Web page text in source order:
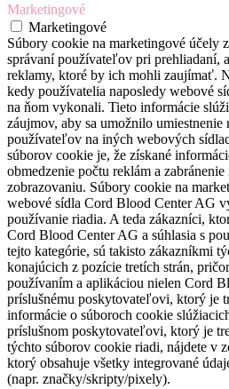
Marketingové
Marketingové
Súbory cookie na marketingové účely
správaní používateľov pri prehliadaní,
reklamy, ktoré by ich mohli zaujímať.
kedy používatelia naposledy webové
na ňom vykonali. Tieto informácie
záujmov, aby sa umožnilo umiestnenie
používateľov na iných webových
súborov cookie je, že získané
obmedzenie počtu reklám a
zobrazovaniu. Súbory cookie na
webové sídla Cord Blood Center AG
používanie riadia. A teda zákazníci,
Cord Blood Center AG a súhlasia s
tejto kategórie, sú takisto zákazníkmi
konajúcich z pozície tretích strán,
používaním a aplikáciou nielen Cord
príslušnému poskytovateľovi, ktorý je
informácie o súboroch cookie
príslušnom poskytovateľovi, ktorý je
týchto súborov cookie riadi, nájdete v
ktorý obsahuje všetky integrované
(napr. značky/skripty/pixely).